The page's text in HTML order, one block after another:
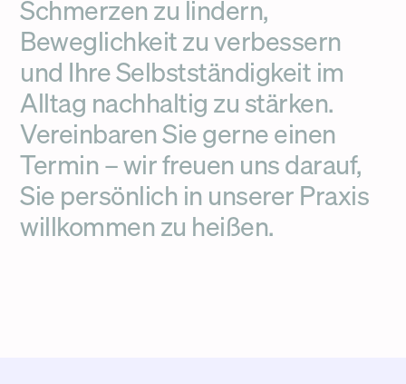
Schmerzen zu lindern,
Beweglichkeit zu verbessern
und Ihre Selbstständigkeit im
Alltag nachhaltig zu stärken.
Vereinbaren Sie gerne einen
Termin – wir freuen uns darauf,
Sie persönlich in unserer Praxis
willkommen zu heißen.